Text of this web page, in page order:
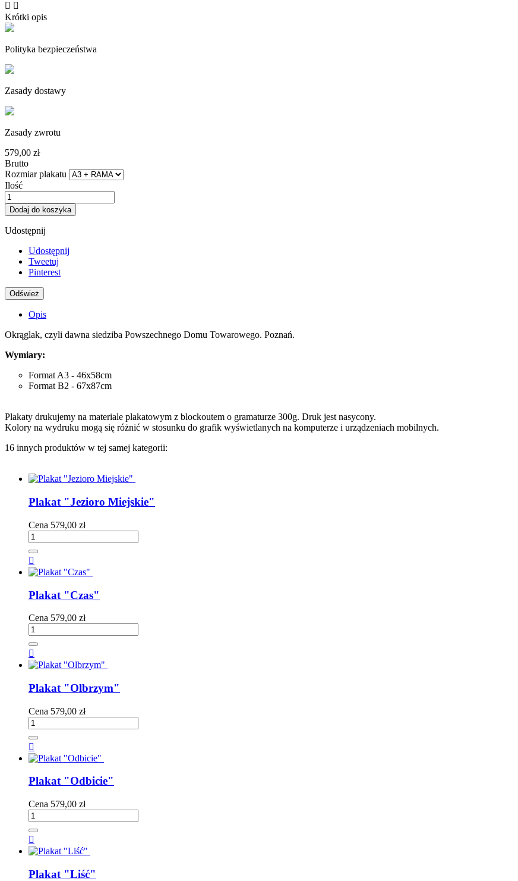
 
Krótki opis
Polityka bezpieczeństwa
Zasady dostawy
Zasady zwrotu
579,00 zł
Brutto
Rozmiar plakatu
Ilość
Dodaj do koszyka
Udostępnij
Udostępnij
Tweetuj
Pinterest
Opis
Okrąglak, czyli dawna siedziba Powszechnego Domu Towarowego. Poznań.​
Wymiary:
Format A3 - 46x58cm
Format B2 - 67x87cm
Plakaty drukujemy na materiale plakatowym z blockoutem o gramaturze 300g. Druk jest nasycony.
Kolory na wydruku mogą się różnić w stosunku do grafik wyświetlanych na komputerze i urządzeniach mobilnych.
16 innych produktów w tej samej kategorii:
Plakat "Jezioro Miejskie"
Cena 579,00 zł

Plakat "Czas"
Cena 579,00 zł

Plakat "Olbrzym"
Cena 579,00 zł

Plakat "Odbicie"
Cena 579,00 zł

Plakat "Liść"